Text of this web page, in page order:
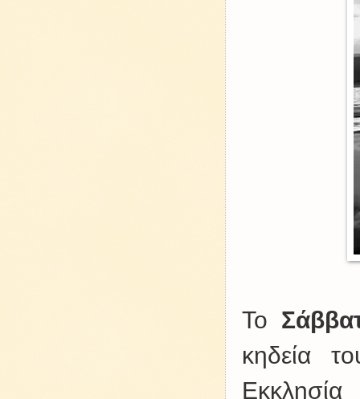
Το
κηδεία